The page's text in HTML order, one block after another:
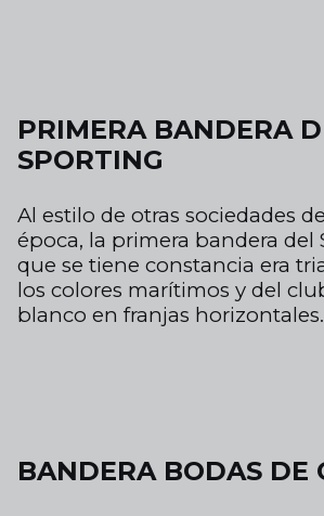
PRIMERA BANDERA
SPORTING
Al estilo de otras sociedades
época, la primera bandera del
que se tiene constancia era
los colores marítimos y del
blanco en franjas horizontales.
BANDERA BODAS DE